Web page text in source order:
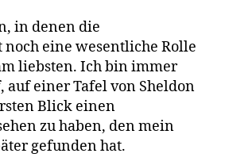
in denen die
noch eine wesentliche Rolle
liebsten. Ich bin immer
auf einer Tafel von Sheldon
Blick einen
zu haben, den mein
gefunden hat.